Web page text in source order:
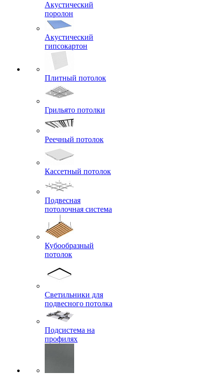
Акустический
поролон
Акустический
гипсокартон
Плитный потолок
Грильято потолки
Реечный потолок
Кассетный потолок
Подвесная
потолочная система
Кубообразный
потолок
Светильники для
подвесного потолка
Подсистема на
профилях